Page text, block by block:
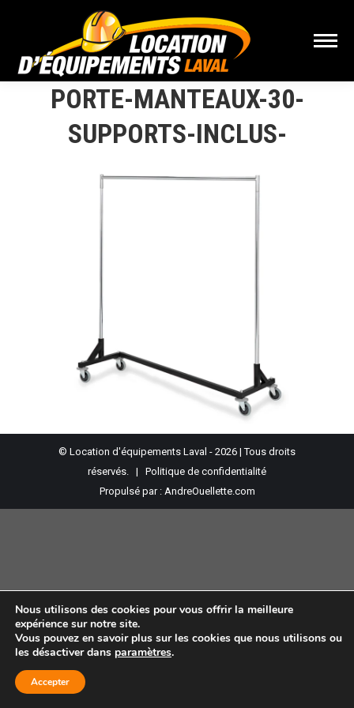
PORTE-MANTEAUX-30-
SUPPORTS-INCLUS-
© Location d'équipements Laval - 2026 | Tous droits
réservés. | Politique de confidentialité
Propulsé par : AndreOuellette.com
Nous utilisons des cookies pour vous offrir la meilleure
expérience sur notre site.
Vous pouvez en savoir plus sur les cookies que nous utilisons ou
les désactiver dans paramètres.
Accepter